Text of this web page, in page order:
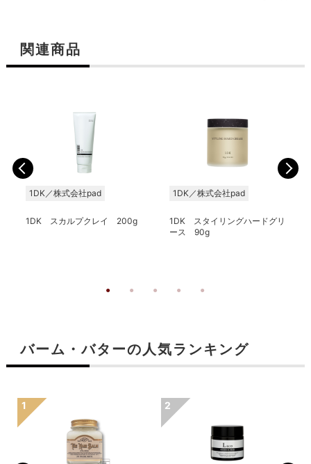
関連商品
1DK／株式会社pad
1DK スカルプクレイ 200g
1DK／株式会社pad
1DK スタイリングハードグリ
ース 90g
バーム・バターの人気ランキング